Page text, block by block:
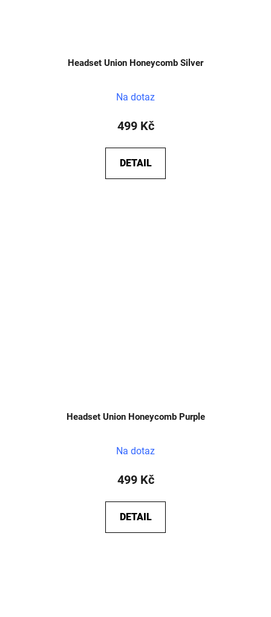
Headset Union Honeycomb Silver
Na dotaz
499 Kč
DETAIL
Headset Union Honeycomb Purple
Na dotaz
499 Kč
DETAIL